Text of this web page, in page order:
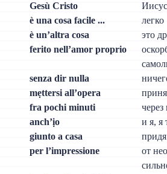
Gesù Cristo
è una cosa facile ...
легко
è un’altra cosa
это
ferito nell’amor proprio
senza dir nulla
mẹttersi all’opera
fra pochi minuti
anch’ịo
и я, я
giunto a casa
per l’impressione
от